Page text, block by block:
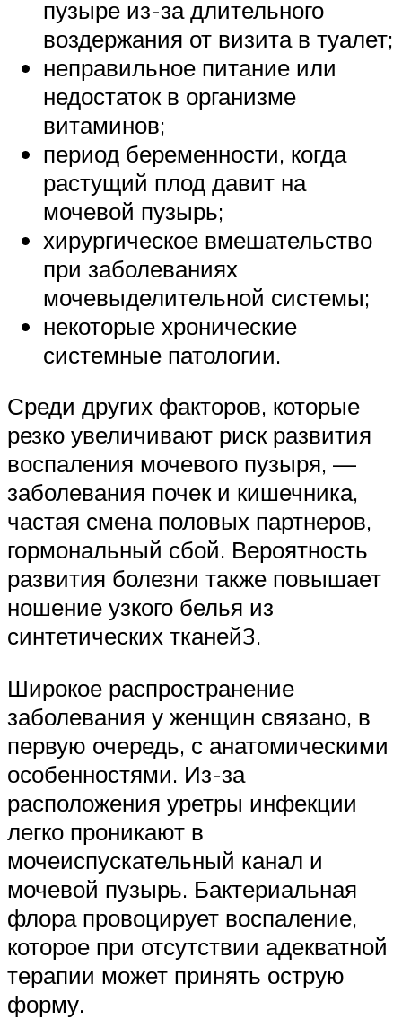
пузыре из-за длительного
воздержания от визита в туалет;
неправильное питание или
недостаток в организме
витаминов;
период беременности, когда
растущий плод давит на
мочевой пузырь;
хирургическое вмешательство
при заболеваниях
мочевыделительной системы;
некоторые хронические
системные патологии.
Среди других факторов, которые
резко увеличивают риск развития
воспаления мочевого пузыря, —
заболевания почек и кишечника,
частая смена половых партнеров,
гормональный сбой. Вероятность
развития болезни также повышает
ношение узкого белья из
синтетических тканей3.
Широкое распространение
заболевания у женщин связано, в
первую очередь, с анатомическими
особенностями. Из-за
расположения уретры инфекции
легко проникают в
мочеиспускательный канал и
мочевой пузырь. Бактериальная
флора провоцирует воспаление,
которое при отсутствии адекватной
терапии может принять острую
форму.